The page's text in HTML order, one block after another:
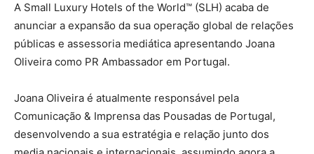
A Small Luxury Hotels of the World™ (SLH) acaba de
anunciar a expansão da sua operação global de relações
públicas e assessoria mediática apresentando Joana
Oliveira como PR Ambassador em Portugal.
Joana Oliveira é atualmente responsável pela
Comunicação & Imprensa das Pousadas de Portugal,
desenvolvendo a sua estratégia e relação junto dos